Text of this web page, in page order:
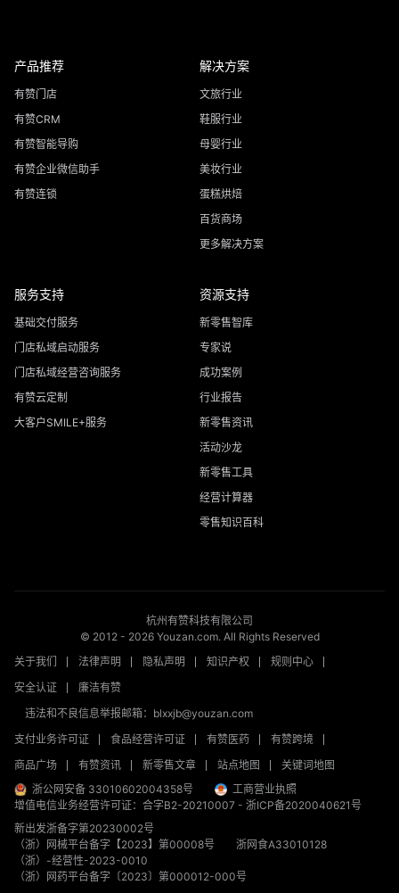
产品推荐
有赞门店
有赞CRM
有赞智能导购
有赞企业微信助手
有赞连锁
解决方案
文旅行业
鞋服行业
母婴行业
美妆行业
蛋糕烘焙
百货商场
更多解决方案
服务支持
基础交付服务
门店私域启动服务
门店私域经营咨询服务
有赞云定制
大客户SMILE+服务
资源支持
新零售智库
专家说
成功案例
行业报告
新零售资讯
活动沙龙
新零售工具
经营计算器
零售知识百科
杭州有赞科技有限公司
© 2012 - 2026Youzan.com. All Rights Reserved
关于我们
法律声明 隐私声明 知识产权
规则中心
安全认证
廉洁有赞
违法和不良信息举报邮箱：blxxjb@youzan.com
支付业务许可证
食品经营许可证 有赞医药
有赞跨境
商品广场
有赞资讯 新零售文章 站点地图
关键词地图
浙公网安备 33010602004358号
工商营业执照
增值电信业务经营许可证：合字B2-20210007 - 浙ICP备2020040621号
新出发浙备字第20230002号
（浙）网械平台备字【2023】第00008号
浙网食A33010128
（浙）-经营性-2023-0010
（浙）网药平台备字〔2023〕第000012-000号